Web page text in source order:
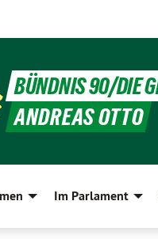
BÜNDNIS 90/DIE
ANDREAS OTTO
Im Parlament